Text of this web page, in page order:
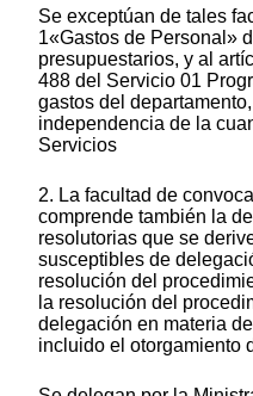
Se exceptúan de tales
1«Gastos de Personal»
presupuestarios, y al
488 del Servicio 01
gastos del
independencia de la
Servicios
2. La facultad de
comprende también la
resolutorias que se
susceptibles de
resolución del
la resolución del
delegación en materia
incluido el otorgamiento